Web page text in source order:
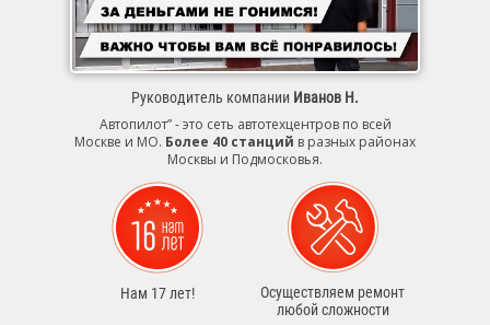
Руководитель компании Иванов Н.
Автопилот” - это сеть автотехцентров по всей
Москве и МО. Более 40 станций в разных районах
Москвы и Подмосковья.
Нам 17 лет!
Осуществляем ремонт
любой сложности